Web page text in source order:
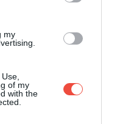
my
of my
with the
a fost aplicat în
astronauților, NASA